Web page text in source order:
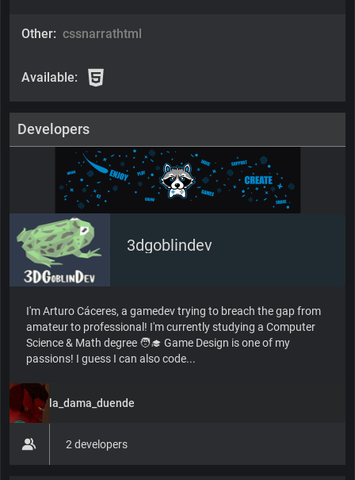
Other: cssnarrathtml
Available:
Developers
3dgoblindev
I'm Arturo Cáceres, a gamedev trying to breach the gap from
amateur to professional! I'm currently studying a Computer
Science & Math degree 🧑‍🎓 Game Design is one of my
passions! I guess I can also code...
la_dama_duende
2 developers